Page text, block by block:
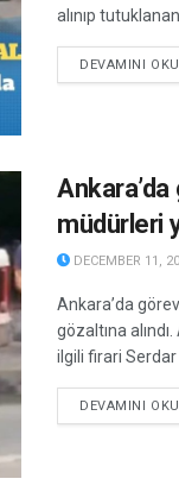
alınıp tutuklanan
DEVAMINI OKU
müdürleri
DECEMBER 11,
Ankara’da
gözaltına
ilgili firari Serdar
DEVAMINI OKU